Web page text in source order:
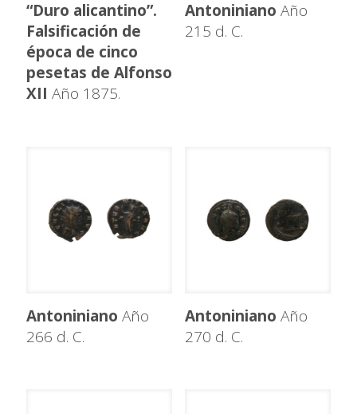
“Duro alicantino”.
Falsificación de
época de cinco
pesetas de Alfonso
XII Año 1875.
Antoniniano Año
215 d. C.
Antoniniano Año
266 d. C.
Antoniniano Año
270 d. C.